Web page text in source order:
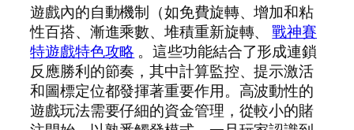
遊戲內的自動機制（如免費旋轉、增加和粘
性百搭、漸進乘數、堆積重新旋轉、戰神賽
特遊戲特色攻略 。這些功能結合了形成連鎖
反應勝利的節奏，其中計算監控、提示激活
和圖標定位都發揮著重要作用。高波動性的
遊戲玩法需要仔細的資金管理，從較小的賭